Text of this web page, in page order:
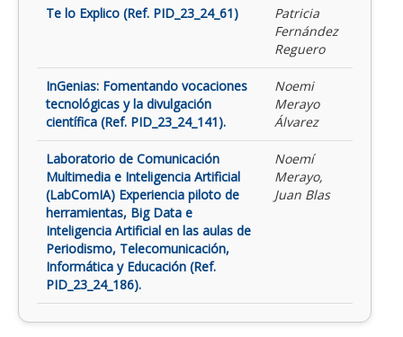
Te lo Explico (Ref. PID_23_24_61)
Patricia
Fernández
Reguero
InGenias: Fomentando vocaciones
tecnológicas y la divulgación
científica (Ref. PID_23_24_141).
Noemi
Merayo
Álvarez
Laboratorio de Comunicación
Multimedia e Inteligencia Artificial
(LabComIA) Experiencia piloto de
herramientas, Big Data e
Inteligencia Artificial en las aulas de
Periodismo, Telecomunicación,
Informática y Educación (Ref.
PID_23_24_186).
Noemí
Merayo,
Juan Blas